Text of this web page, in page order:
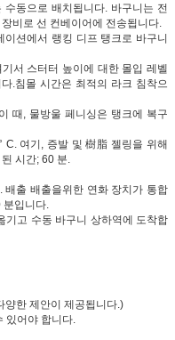
수동으로 배치됩니다. 바구니는 전
비로 선 컨베이어에 전송됩니다.
이션에서 랭킹 디프 탱크로 바구니
서 스터터 높이에 대한 몰입 레벨
.침몰 시간은 최적의 라크 침착으
때, 물방울 페니싱은 탱크에 복구
C. 여기, 증발 및 樹脂 젤링을 위해
시간; 60 분.
배출 배출을위한 연화 장치가 통합
분입니다.
기고 수동 바구니 상하역에 도착합
양한 제안이 제공됩니다.)
있어야 합니다.